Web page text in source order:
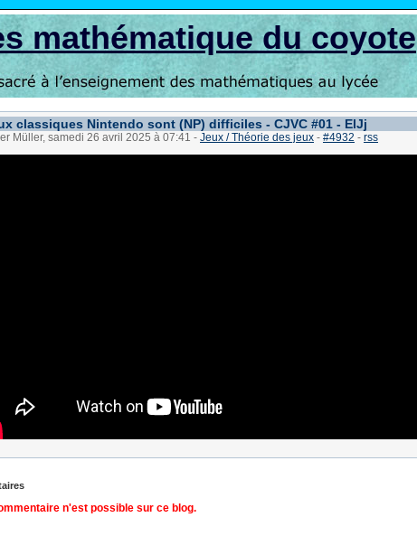
mathématique du coyote
classiques Nintendo sont (NP) difficiles - CJVC #01 - ElJj
Müller, samedi 26 avril 2025 à 07:41 - Jeux / Théorie des jeux - #4932 - rss
n'est possible sur ce blog.